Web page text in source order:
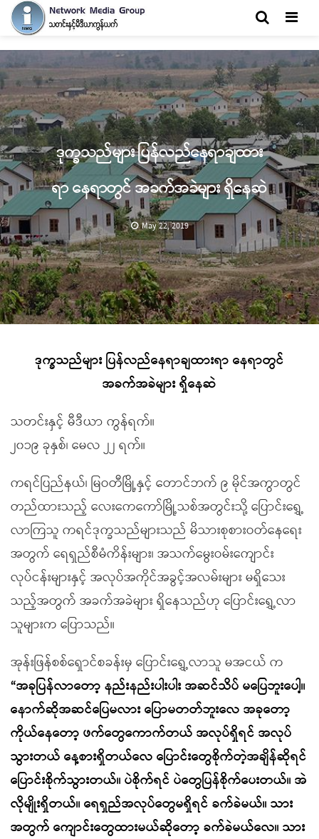
ဒုက္ခသည်များ ပြန်လည်နေရာချထား
ရာ နေရာတွင် အခက်အခဲများ ရှိနေဆဲ
May 22, 2019
ဒုက္ခသည်များ ပြန်လည်နေရာချထားရာ နေရာတွင်
အခက်အခဲများ ရှိနေဆဲ
သတင်းနှင့် မီဒီယာ ကွန်ရက်။
၂၀၁၉ ခုနှစ်၊ မေလ ၂၂ ရက်။
ကရင်ပြည်နယ်၊ မြဝတီမြို့နှင့် တောင်ဘက် ၉ မိုင်အကွာတွင်
တည်ထားသည့် လေးကေကော်မြို့သစ်အတွင်းသို့ ပြောင်းရွှေ့
လာကြသူ ကရင်ဒုက္ခသည်များသည် မိသားစုစားဝတ်နေရေး
အတွက် ရေရှည်စီမံကိန်းများ၊ အသက်မွေးဝမ်းကျောင်း
လုပ်ငန်းများနှင့် အလုပ်အကိုင်အခွင့်အလမ်းများ မရှိသေး
သည့်အတွက် အခက်အခဲများ ရှိနေသည်ဟု ပြောင်းရွှေ့လာ
သူများက ပြောသည်။
အုန်းဖြန်စစ်ရှောင်စခန်းမှ ပြောင်းရွှေ့လာသူ မအငယ် က
“အခုပြန်လာတော့ နည်းနည်းပါးပါး အဆင်သိပ် မပြေဘူးပေါ့။
နောက်ဆိုအဆင်ပြေမလား ပြောမတတ်ဘူးလေ အခုတော့
ကိုယ်နေတော့ ဖက်တွေကောက်တယ် အလုပ်ရှိရင် အလုပ်
သွားတယ် နေ့စားရှိတယ်လေ ပြောင်းတွေစိုက်တဲ့အချိန်ဆိုရင်
ပြောင်းစိုက်သွားတယ်။ ပဲစိုက်ရင် ပဲတွေပြန်စိုက်ပေးတယ်။ အဲ
လိုမျိုးရှိတယ်။ ရေရှည်အလုပ်တွေမရှိရင် ခက်ခဲမယ်။ သား
အတွက် ကျောင်းတွေထားမယ်ဆိုတော့ ခက်ခဲမယ်လေ။ သား